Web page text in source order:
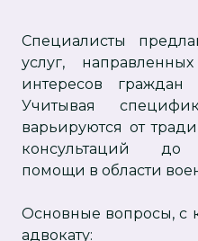
Специалисты
услуг,
интересов
Учитывая
варьируются от
консультаций до
помощи в области
Основные вопросы, с
адвокату: